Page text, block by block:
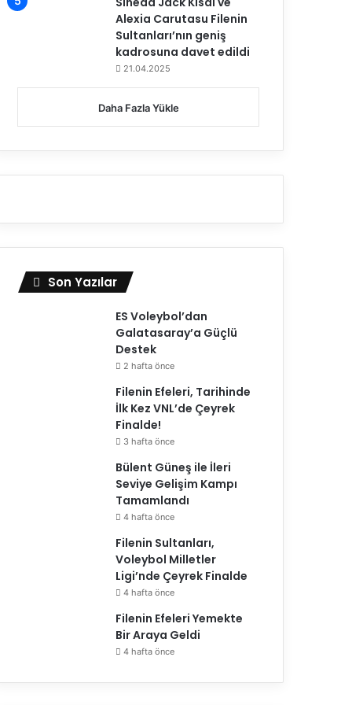
Alexia Carutasu Filenin
Sultanları’nın geniş
kadrosuna davet edildi
21.04.2025
Daha Fazla Yükle
Son Yazılar
ES Voleybol’dan
Galatasaray’a Güçlü
Destek
2 hafta önce
Filenin Efeleri, Tarihinde
İlk Kez VNL’de Çeyrek
Finalde!
3 hafta önce
Bülent Güneş ile İleri
Seviye Gelişim Kampı
Tamamlandı
4 hafta önce
Filenin Sultanları,
Voleybol Milletler
Ligi’nde Çeyrek Finalde
4 hafta önce
Filenin Efeleri Yemekte
Bir Araya Geldi
4 hafta önce